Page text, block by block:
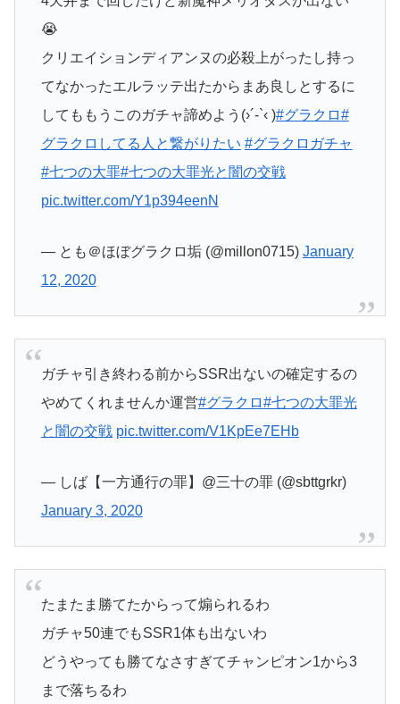
😭
クリエイションディアンヌの必殺上がったし持っ
てなかったエルラッテ出たからまあ良しとするに
してももうこのガチャ諦めよう(›´-`‹ )#グラクロ#
グラクロしてる人と繋がりたい #グラクロガチャ
#七つの大罪#七つの大罪光と闇の交戦
pic.twitter.com/Y1p394eenN
— とも＠ほぼグラクロ垢 (@millon0715) January
12, 2020
ガチャ引き終わる前からSSR出ないの確定するの
やめてくれませんか運営#グラクロ#七つの大罪光
と闇の交戦 pic.twitter.com/V1KpEe7EHb
— しば【一方通行の罪】@三十の罪 (@sbttgrkr)
January 3, 2020
たまたま勝てたからって煽られるわ
ガチャ50連でもSSR1体も出ないわ
どうやっても勝てなさすぎてチャンピオン1から3
まで落ちるわ